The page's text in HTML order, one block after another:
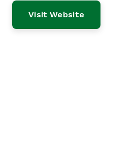
Visit Website